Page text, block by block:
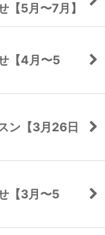
【5月〜7月】
【4月〜5
ン【3月26日
【3月〜5